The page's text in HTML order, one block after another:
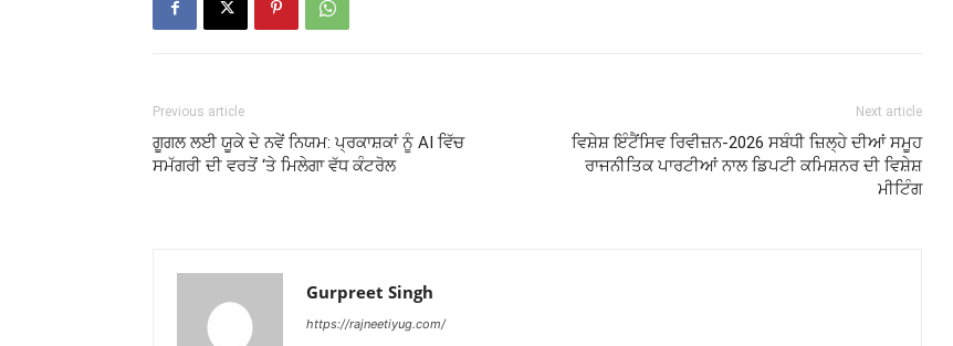
Previous article
ਗੂਗਲ ਲਈ ਯੂਕੇ ਦੇ ਨਵੇਂ ਨਿਯਮ: ਪ੍ਰਕਾਸ਼ਕਾਂ ਨੂੰ AI ਵਿੱਚ
ਸਮੱਗਰੀ ਦੀ ਵਰਤੋਂ ‘ਤੇ ਮਿਲੇਗਾ ਵੱਧ ਕੰਟਰੋਲ
Next article
ਵਿਸ਼ੇਸ਼ ਇੰਟੈਂਸਿਵ ਰਿਵੀਜ਼ਨ-2026 ਸਬੰਧੀ ਜ਼ਿਲ੍ਹੇ ਦੀਆਂ ਸਮੂਹ
ਰਾਜਨੀਤਿਕ ਪਾਰਟੀਆਂ ਨਾਲ ਡਿਪਟੀ ਕਮਿਸ਼ਨਰ ਦੀ ਵਿਸ਼ੇਸ਼
ਮੀਟਿੰਗ
Gurpreet Singh
https://rajneetiyug.com/